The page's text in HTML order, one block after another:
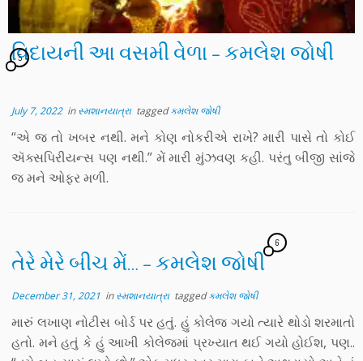
વિદાયની આ વસમી વેળા – કમલેશ જોષી
5
July 7, 2022inસ્મશાનયાત્રા taggedકમલેશ જોષી
“એ જ તો ખબર નથી. મને કોણ નોકરીએ રાખે? મારી પાસે તો કોઈ
ઍક્સપિરીયન્સ પણ નથી.” મેં મારી મુંઝવણ કહી. પરંતુ બીજી સાંજે
જ મને ઓફર મળી.
તેરે મેરે બીચ મેં… – કમલેશ જોષી
6
December 31, 2021 inસ્મશાનયાત્રા taggedકમલેશ જોષી
મારું લખાણ નોટીસ બોર્ડ પર હતું. હું કોલેજ ગયો ત્યારે થોડો શરમાતો
હતો. મને હતું કે હું આખી કોલેજમાં પ્રખ્યાત થઈ ગયો હોઈશ, પણ..